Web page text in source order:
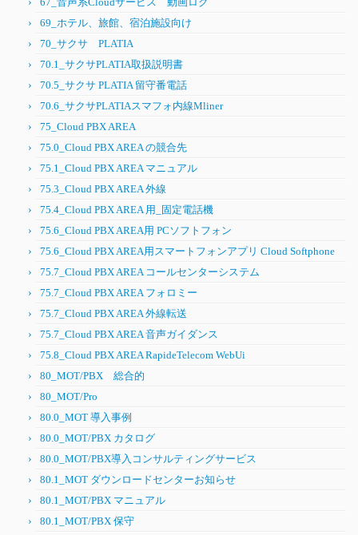
69_ホテル、旅館、宿泊施設向け
70_サクサ PLATIA
70.1_サクサPLATIA取扱説明書
70.5_サクサ PLATIA 留守番電話
70.6_サクサPLATIAスマフォ内線Mliner
75_Cloud PBX AREA
75.0_Cloud PBX AREA の競合先
75.1_Cloud PBX AREA マニュアル
75.3_Cloud PBX AREA 外線
75.4_Cloud PBX AREA 用_固定電話機
75.6_Cloud PBX AREA用 PCソフトフォン
75.6_Cloud PBX AREA用スマートフォンアプリ Cloud Softphone
75.7_Cloud PBX AREA コールセンターシステム
75.7_Cloud PBX AREA フォロミー
75.7_Cloud PBX AREA 外線転送
75.7_Cloud PBX AREA 音声ガイダンス
75.8_Cloud PBX AREA RapideTelecom WebUi
80_MOT/PBX 総合的
80_MOT/Pro
80.0_MOT 導入事例
80.0_MOT/PBX カタログ
80.0_MOT/PBX導入コンサルティングサービス
80.1_MOT ダウンロードセンターお知らせ
80.1_MOT/PBX マニュアル
80.1_MOT/PBX 保守